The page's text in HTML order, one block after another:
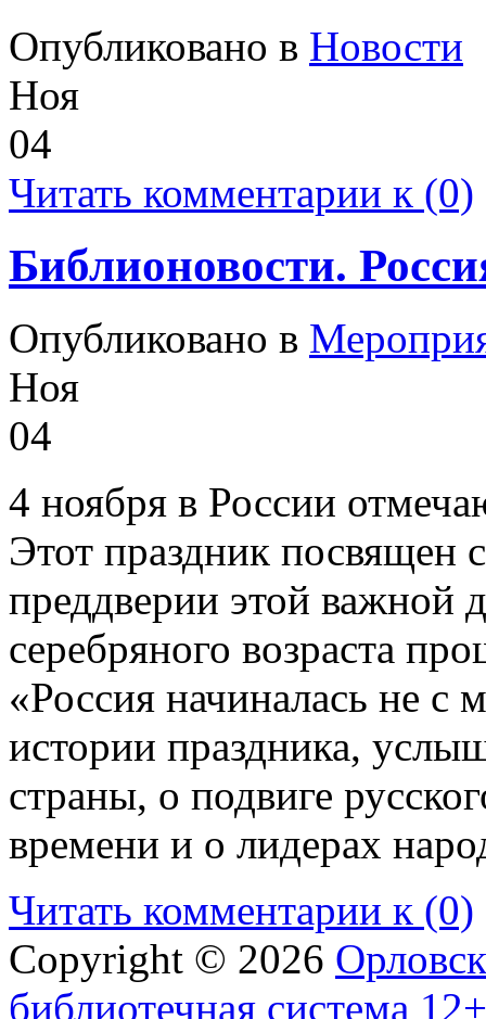
Опубликовано в Новости
Ноя
04
Читать комментарии к (0)
Библионовости.
Опубликовано в
Ноя
04
4 ноября в России
Этот праздник посвящен
преддверии этой важной
серебряного возраста
«Россия начиналась не
истории праздника,
страны, о подвиге
времени и о лидерах
Читать комментарии к (0)
Copyright © 2026
библиотечная система 12+